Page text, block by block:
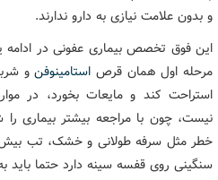
و بدون علامت نیازی به دارو ندارند.
این فوق تخصص بیماری عفونی در
مرحله اول همان قرص استامینوفنو
استراحت کند و مایعات بخورد، در
نیست، چون با مراجعه بیشتر بیماری
خطر مثل سرفه طولانی و خشک، تب
سنگینی روی قفسه سینه دارد حتما باید